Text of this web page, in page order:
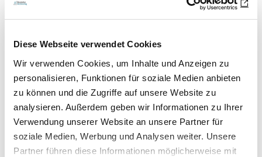
Diese Webseite verwendet Cookies
Wir verwenden Cookies, um Inhalte und Anzeigen zu
personalisieren, Funktionen für soziale Medien anbieten
zu können und die Zugriffe auf unsere Website zu
analysieren. Außerdem geben wir Informationen zu Ihrer
Verwendung unserer Website an unsere Partner für
soziale Medien, Werbung und Analysen weiter. Unsere
Partner führen diese Informationen möglicherweise mit
(BMWi) gefördert. Die Mitglieder des projektbegleitenden
Nanotechnologie (CAN) GmbH, Cenix BioScience GmbH,
BioTec GmbH und LLS Rowiak LaserLabSolutions GmbH.
(idw, red)
Artikel teilen